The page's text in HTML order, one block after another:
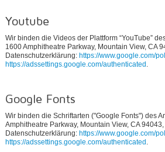
Youtube
Wir binden die Videos der Plattform “YouTube”
1600 Amphitheatre Parkway, Mountain View, CA
Datenschutzerklärung: https://www.google.com/
https://adssettings.google.com/authenticated
Google Fonts
Wir binden die Schriftarten ("Google Fonts") des
Amphitheatre Parkway, Mountain View, CA 94043,
Datenschutzerklärung: https://www.google.com/
https://adssettings.google.com/authenticated